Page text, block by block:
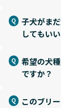
子犬がま
してもい
希望の犬
ですか？
このブリ